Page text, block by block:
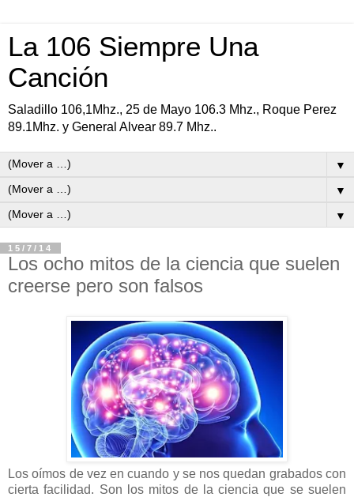
La 106 Siempre Una
Canción
Saladillo 106,1Mhz., 25 de Mayo 106.3 Mhz., Roque Perez
89.1Mhz. y General Alvear 89.7 Mhz..
▼
▼
▼
15/7/14
Los ocho mitos de la ciencia que suelen
creerse pero son falsos
Los oímos de vez en cuando y se nos quedan grabados con
cierta facilidad. Son los mitos de la ciencia que se suelen